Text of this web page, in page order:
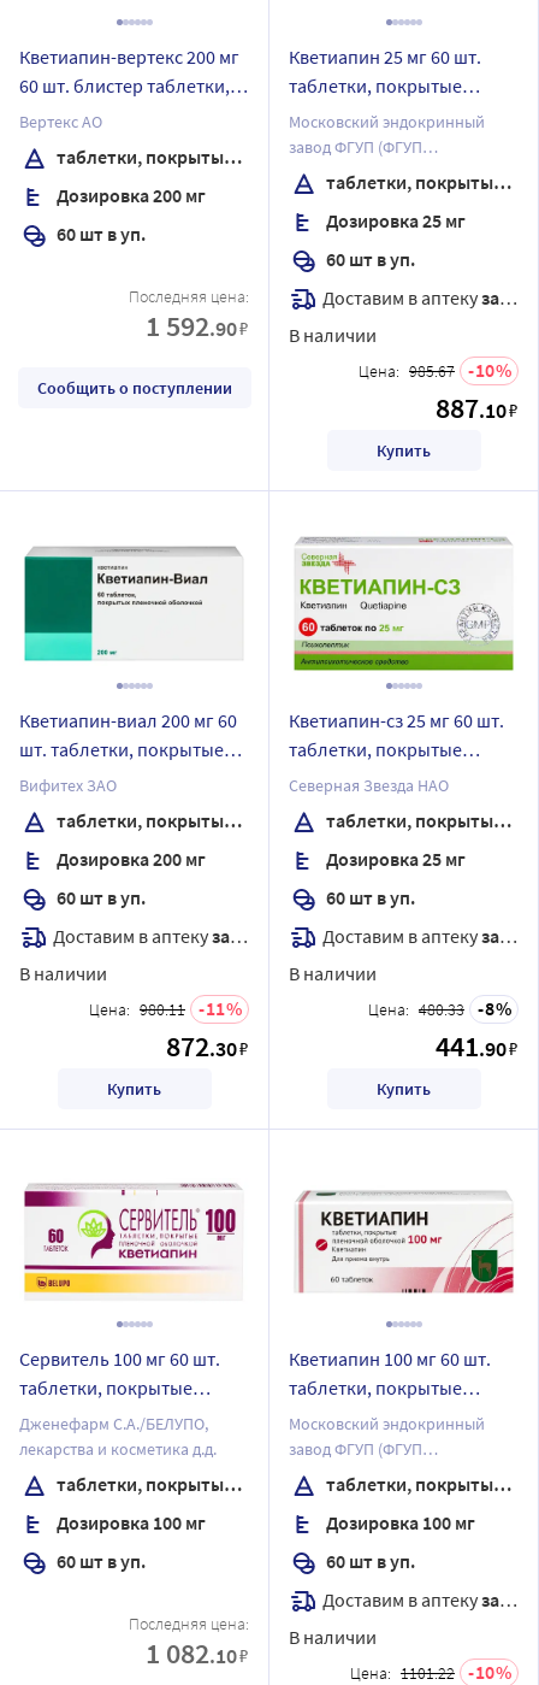
Кветиапин-вертекс 200 мг
60 шт. блистер таблетки,
покрытые пленочной
оболочкой
Вертекс АО
таблетки, покрытые пленочной оболочкой
Дозировка 200 мг
60 шт в уп.
Последняя цена:
1 592.90₽
Сообщить о поступлении
Кветиапин 25 мг 60 шт.
таблетки, покрытые
пленочной оболочкой
Московский эндокринный
завод ФГУП (ФГУП
"ЭНДОФАРМ")
таблетки, покрытые пленочной оболочкой
Дозировка 25 мг
60 шт в уп.
Доставим в аптекузавтра
В наличии
Цена: 985.67 10
887.10₽
Купить
Кветиапин-виал 200 мг 60
шт. таблетки, покрытые
пленочной оболочкой
Вифитех ЗАО
таблетки, покрытые пленочной оболочкой
Дозировка 200 мг
60 шт в уп.
Доставим в аптекузавтра
В наличии
Цена: 980.11 11
872.30₽
Купить
Кветиапин-сз 25 мг 60 шт.
таблетки, покрытые
пленочной оболочкой
Северная Звезда НАО
таблетки, покрытые пленочной оболочкой
Дозировка 25 мг
60 шт в уп.
Доставим в аптекузавтра
В наличии
Цена: 480.33 8
441.90₽
Купить
Сервитель 100 мг 60 шт.
таблетки, покрытые
пленочной оболочкой
Дженефарм С.А./БЕЛУПО,
лекарства и косметика д.д.
таблетки, покрытые пленочной оболочкой
Дозировка 100 мг
60 шт в уп.
Последняя цена:
1 082.10₽
Кветиапин 100 мг 60 шт.
таблетки, покрытые
пленочной оболочкой
Московский эндокринный
завод ФГУП (ФГУП
"ЭНДОФАРМ")
таблетки, покрытые пленочной оболочкой
Дозировка 100 мг
60 шт в уп.
Доставим в аптекузавтра
В наличии
Цена: 1101.22 10